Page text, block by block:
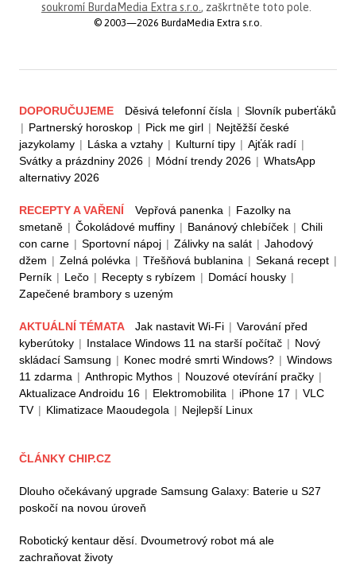
soukromí BurdaMedia Extra s.r.o., zaškrtněte toto pole.
© 2003—2026 BurdaMedia Extra s.r.o.
DOPORUČUJEME Děsivá telefonní čísla | Slovník puberťáků
| Partnerský horoskop | Pick me girl | Nejtěžší české
jazykolamy | Láska a vztahy | Kulturní tipy | Ajťák radí |
Svátky a prázdniny 2026 | Módní trendy 2026 | WhatsApp
alternativy 2026
RECEPTY A VAŘENÍ Vepřová panenka | Fazolky na
smetaně | Čokoládové muffiny | Banánový chlebíček | Chili
con carne | Sportovní nápoj | Zálivky na salát | Jahodový
džem | Zelná polévka | Třešňová bublanina | Sekaná recept |
Perník | Lečo | Recepty s rybízem | Domácí housky |
Zapečené brambory s uzeným
AKTUÁLNÍ TÉMATA Jak nastavit Wi-Fi | Varování před
kyberútoky | Instalace Windows 11 na starší počítač | Nový
skládací Samsung | Konec modré smrti Windows? | Windows
11 zdarma | Anthropic Mythos | Nouzové otevírání pračky |
Aktualizace Androidu 16 | Elektromobilita | iPhone 17 | VLC
TV | Klimatizace Maoudegola | Nejlepší Linux
ČLÁNKY CHIP.CZ
Dlouho očekávaný upgrade Samsung Galaxy: Baterie u S27
poskočí na novou úroveň
Robotický kentaur děsí. Dvoumetrový robot má ale
zachraňovat životy